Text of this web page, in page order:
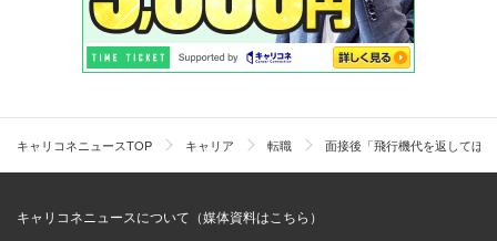
キャリコネニュースTOP キャリア 転職 面接後「飛行機代を返してほ
キャリコネニュースについて（媒体資料はこちら）